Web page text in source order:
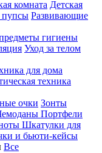
комната Детская
Развивающие
гигиены
Уход за телом
для дома
техника
очки Зонты
Портфели
Шкатулки для
и бьюти-кейсы
Все